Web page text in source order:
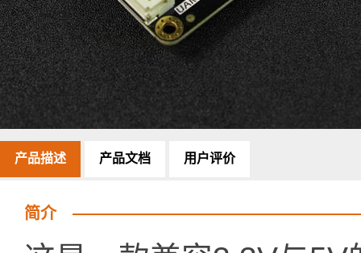
产品描述 产品文档 用户评价
简介